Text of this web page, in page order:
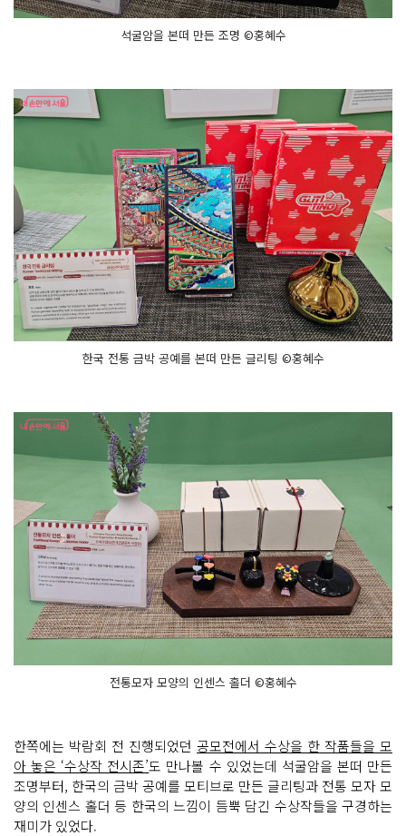
석굴암을 본떠 만든 조명 ©홍혜수
한국 전통 금박 공예를 본떠 만든 글리팅 ©홍혜수
전통모자 모양의 인센스 홀더 ©홍혜수
한쪽에는 박람회 전 진행되었던 공모전에서 수상을 한 작품들을 모
아 놓은 ‘수상작 전시존’도 만나볼 수 있었는데 석굴암을 본떠 만든
조명부터, 한국의 금박 공예를 모티브로 만든 글리팅과 전통 모자 모
양의 인센스 홀더 등 한국의 느낌이 듬뿍 담긴 수상작들을 구경하는
재미가 있었다.